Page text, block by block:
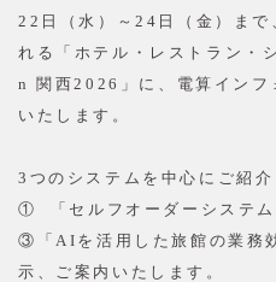
22日（水）～24日（金）まで
れる「ホテル・レストラン・
n 関西2026」に、電算インフ
いたします。
3つのシステムを中心にご紹介
① 「セルフオーダーシステム
③「AIを活用した旅館の業務
示、ご案内いたします。